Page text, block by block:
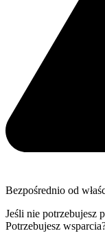
Bezpośrednio od
Jeśli nie potrzebujesz
Potrzebujesz